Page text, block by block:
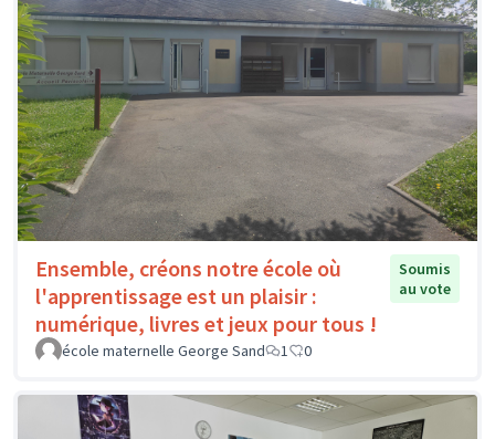
Ensemble, créons notre école où
l'apprentissage est un plaisir :
numérique, livres et jeux pour tous !
Soumis
au vote
école maternelle George Sand 1 0